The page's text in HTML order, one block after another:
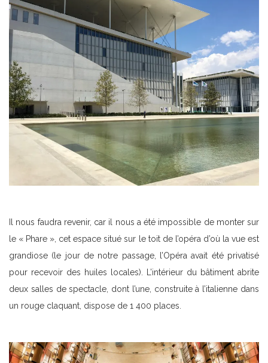
Il nous faudra revenir, car il nous a été impossible de monter sur
le « Phare », cet espace situé sur le toit de l’opéra d’où la vue est
grandiose (le jour de notre passage, l’Opéra avait été privatisé
pour recevoir des huiles locales). L’intérieur du bâtiment abrite
deux salles de spectacle, dont l’une, construite à l’italienne dans
un rouge claquant, dispose de 1 400 places.